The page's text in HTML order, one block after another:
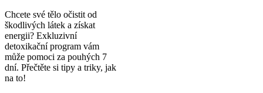
Chcete své tělo očistit od
škodlivých látek a získat
energii? Exkluzivní
detoxikační program vám
může pomoci za pouhých 7
dní. Přečtěte si tipy a triky, jak
na to!